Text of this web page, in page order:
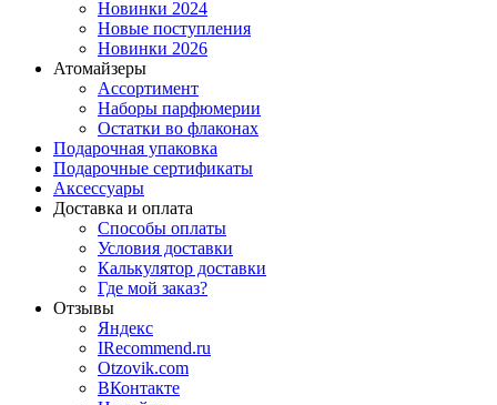
Новинки 2024
Новые поступления
Новинки 2026
Атомайзеры
Ассортимент
Наборы парфюмерии
Остатки во флаконах
Подарочная упаковка
Подарочные сертификаты
Аксессуары
Доставка и оплата
Способы оплаты
Условия доставки
Калькулятор доставки
Где мой заказ?
Отзывы
Яндекс
IRecommend.ru
Otzovik.com
ВКонтакте